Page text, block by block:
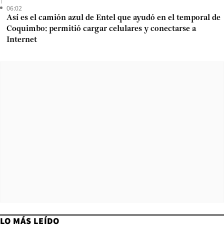
06:02
Así es el camión azul de Entel que ayudó en el temporal de
Coquimbo: permitió cargar celulares y conectarse a
Internet
LO MÁS LEÍDO